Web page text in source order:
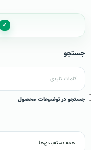
✓
جستجو
جستجو در توضیحات محصول